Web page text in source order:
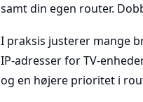
samt din egen router.
I praksis justerer mange
IP-adresser for TV-
og en højere prioritet i